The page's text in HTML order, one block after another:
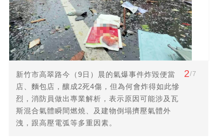
新竹市高翠路今（9日）晨的氣爆事件炸毀便當
店、麵包店，釀成2死4傷，但為何會炸得如此慘
烈，消防員做出專業解析，表示原因可能涉及瓦
斯混合氣體瞬間燃燒、及建物倒塌擠壓氣體外
洩，跟高壓電弧等多重因素。
2/7